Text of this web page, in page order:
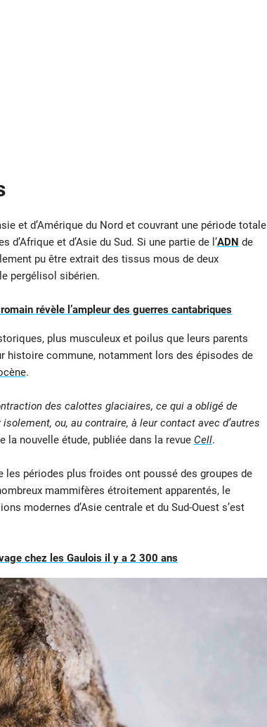
et d’Amérique du Nord et couvrant une période totale
et d’Asie du Sud. Si une partie de l’ADN de
pu être extrait des tissus mous de deux
pergélisol sibérien.
révèle l’ampleur des guerres cantabriques
plus musculeux et poilus que leurs parents
histoire commune, notamment lors des épisodes de
.
des calottes glaciaires, ce qui a obligé de
ou, au contraire, à leur contact avec d’autres
la nouvelle étude, publiée dans la revue Cell.
les périodes plus froides ont poussé des groupes de
mammifères étroitement apparentés, le
modernes d’Asie centrale et du Sud-Ouest s’est
chez les Gaulois il y a 2 300 ans